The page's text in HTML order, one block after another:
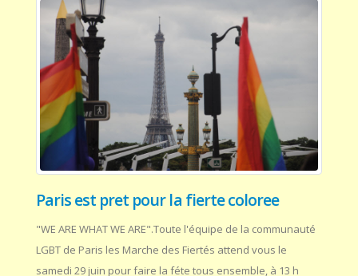
Paris est pret pour la fierte coloree
"WE ARE WHAT WE ARE".Toute l'équipe de la communauté
LGBT de Paris les Marche des Fiertés attend vous le
samedi 29 juin pour faire la féte tous ensemble, à 13 h